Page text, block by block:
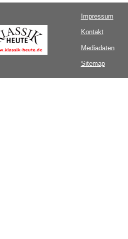
Impressum
Kontakt
Mediadaten
Sitemap